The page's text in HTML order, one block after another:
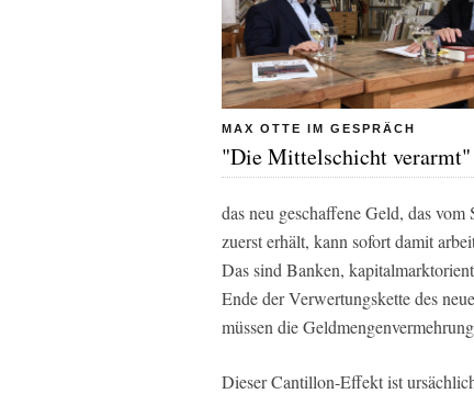
MAX OTTE IM GESPRÄCH
"Die Mittelschicht verarmt"
das neu geschaffene Geld, das
zuerst erhält, kann sofort damit
Das sind Banken,
Ende der Verwertungskette des
müssen die
Dieser Cantillon-Effekt ist